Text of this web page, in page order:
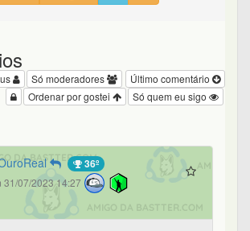
Último comentário
Só moderadores
Só quem eu sigo
Ordenar por gostei
36º
31/07/2023 14:27